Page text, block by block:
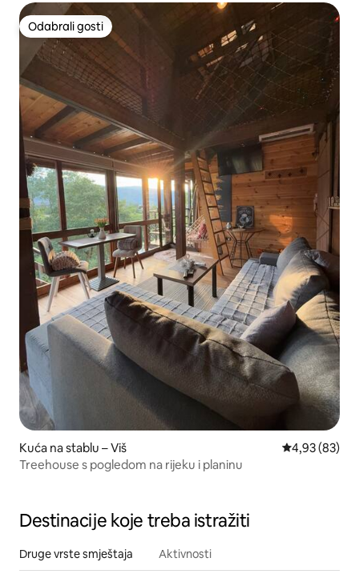
Odabrali gosti
Odabrali gosti
Kuća na stablu – Viš Prosječna
4,93 (83)
Treehouse s pogledom na rijeku i planinu
Destinacije koje treba istražiti
Druge vrste smještaja Aktivnosti